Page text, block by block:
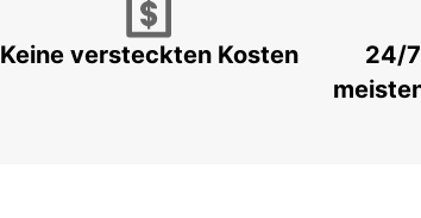
Keine versteckten Kosten
24/